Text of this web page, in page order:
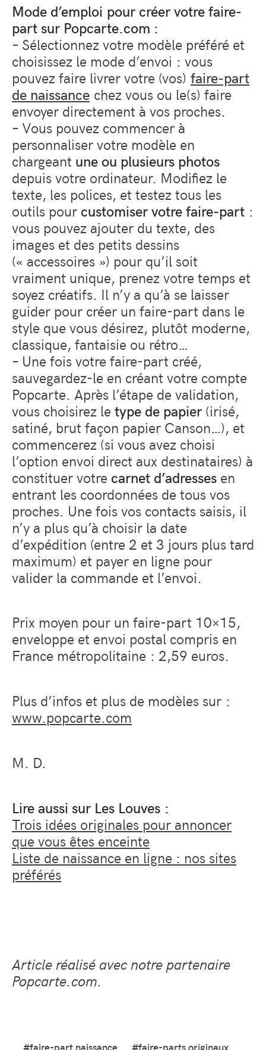
Mode d’emploi pour créer votre faire-
part sur Popcarte.com :
– Sélectionnez votre modèle préféré et
choisissez le mode d’envoi : vous
pouvez faire livrer votre (vos) faire-part
de naissance chez vous ou le(s) faire
envoyer directement à vos proches.
– Vous pouvez commencer à
personnaliser votre modèle en
chargeant une ou plusieurs photos
depuis votre ordinateur. Modifiez le
texte, les polices, et testez tous les
outils pour customiser votre faire-part :
vous pouvez ajouter du texte, des
images et des petits dessins
(« accessoires ») pour qu’il soit
vraiment unique, prenez votre temps et
soyez créatifs. Il n’y a qu’à se laisser
guider pour créer un faire-part dans le
style que vous désirez, plutôt moderne,
classique, fantaisie ou rétro…
– Une fois votre faire-part créé,
sauvegardez-le en créant votre compte
Popcarte. Après l’étape de validation,
vous choisirez le type de papier(irisé,
satiné, brut façon papier Canson…), et
commencerez (si vous avez choisi
l’option envoi direct aux destinataires) à
constituer votre carnet d’adresses en
entrant les coordonnées de tous vos
proches. Une fois vos contacts saisis, il
n’y a plus qu’à choisir la date
d’expédition (entre 2 et 3 jours plus tard
maximum) et payer en ligne pour
valider la commande et l’envoi.
Prix moyen pour un faire-part 10×15,
enveloppe et envoi postal compris en
France métropolitaine : 2,59 euros.
Plus d’infos et plus de modèles sur :
www.popcarte.com
M. D.
Lire aussi sur Les Louves :
Trois idées originales pour annoncer
que vous êtes enceinte
Liste de naissance en ligne : nos sites
préférés
Article réalisé avec notre partenaire
Popcarte.com.